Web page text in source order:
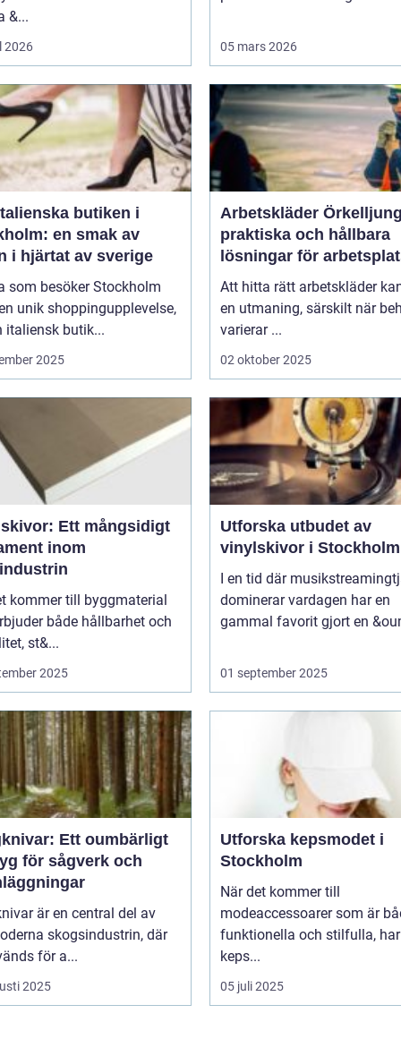
&...
2026 05 mars 2026
butiken i
en smak av
i hjärtat av sverige
som besöker Stockholm
unik shoppingupplevelse,
italiensk butik...
2025
Arbetskläder
praktiska och hållbara
lösningar för
Att hitta rätt arbetskläder
en utmaning, särskilt när
varierar ...
02 oktober 2025
Ett mångsidigt
inom
kommer till byggmaterial
både hållbarhet och
st&...
2025
Utforska utbudet av
vinylskivor i Stockholm
I en tid där
dominerar vardagen har en
gammal favorit gjort en
01 september 2025
Ett oumbärligt
för sågverk och
är en central del av
skogsindustrin, där
för a...
2025
Utforska kepsmodet i
Stockholm
När det kommer till
modeaccessoarer som är
funktionella och stilfulla, har
keps...
05 juli 2025